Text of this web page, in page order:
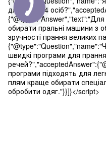
для сім’ї з 4
{"@type":"Answer","text":"Для
обирати пральні машини з
зручності прання великих
швидкі програми для
програми підходять для
плям краще обирати
обробити одяг."}}]}</script>